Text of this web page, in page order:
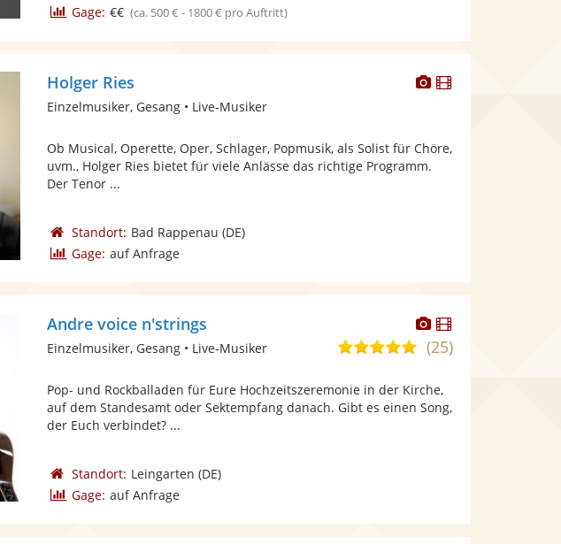
Gage: €€ (ca. 500 € - 1800 € pro Auftritt)
Dieser
bereit.
Dieser
bereit.
Holger Ries
Einzelmusiker, Gesang • Live-Musiker
Ob Musical, Operette, Oper, Schlager, Popmusik, als Solist für Chöre,
uvm., Holger Ries bietet für viele Anlässe das richtige Programm.
Der Tenor ...
Standort: Bad Rappenau (DE)
Gage: auf Anfrage
Dieser
Künstler
stellt
bereit.
Dieser
Künstler
Andre voice n'strings
5,0
5
Sternen
(25)
Einzelmusiker, Gesang • Live-Musiker
Pop- und Rockballaden für Eure Hochzeitszeremonie in der Kirche,
auf dem Standesamt oder Sektempfang danach. Gibt es einen Song,
der Euch verbindet? ...
Standort: Leingarten (DE)
Gage: auf Anfrage